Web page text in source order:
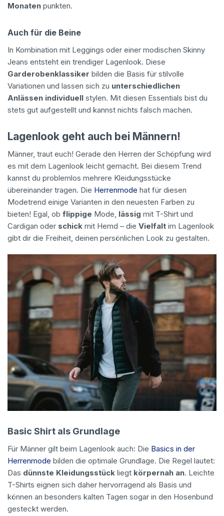
Monaten punkten.
Auch für die Beine
In Kombination mit Leggings oder einer modischen Skinny
Jeans entsteht ein trendiger Lagenlook. Diese
Garderobenklassiker bilden die Basis für stilvolle
Variationen und lassen sich zu unterschiedlichen
Anlässen individuell stylen. Mit diesen Essentials bist du
stets gut aufgestellt und kannst nichts falsch machen.
Lagenlook geht auch bei Männern!
Männer, traut euch! Gerade den Herren der Schöpfung wird
es mit dem Lagenlook leicht gemacht. Bei diesem Trend
kannst du problemlos mehrere Kleidungsstücke
übereinander tragen. Die Herrenmode hat für diesen
Modetrend einige Varianten in den neuesten Farben zu
bieten! Egal, ob flippige Mode, lässig mit T-Shirt und
Cardigan oder schick mit Hemd – die Vielfalt im Lagenlook
gibt dir die Freiheit, deinen persönlichen Look zu gestalten.
Basic Shirt als Grundlage
Für Männer gilt beim Lagenlook auch: Die Basics in der
Herrenmode bilden die optimale Grundlage. Die Regel lautet:
Das dünnste Kleidungsstück liegt körpernah an. Leichte
T-Shirts eignen sich daher hervorragend als Basis und
können an besonders kalten Tagen sogar in den Hosenbund
gesteckt werden.